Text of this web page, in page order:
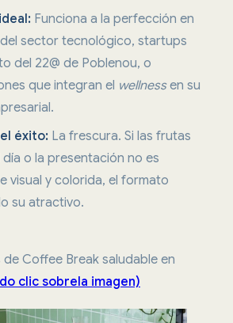
Funciona a la perfección en
sector tecnológico, startups
del 22@ de Poblenou, o
que integran el wellnessen su
éxito:La frescura. Si las frutas
o la presentación no es
visual y colorida, el formato
su atractivo.
Coffee Break saludable en
clic sobrela imagen)